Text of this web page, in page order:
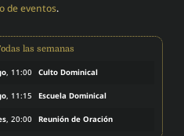
de eventos.
las semanas
, 11:00 Culto Dominical
, 11:15 Escuela Dominical
, 20:00 Reunión de Oración